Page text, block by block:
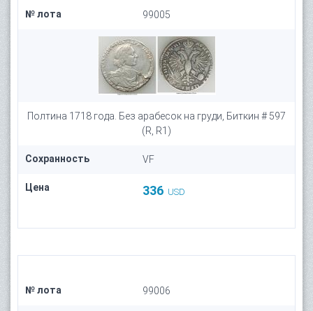
№ лота 99005
Полтина 1718 года. Без арабесок на груди, Биткин # 597
(R, R1)
Сохранность VF
Цена 336 USD
№ лота 99006